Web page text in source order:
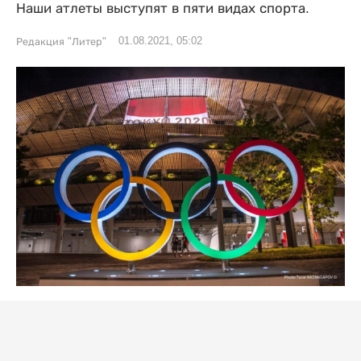
Наши атлеты выступят в пяти видах спорта.
Редакция "Литер" 01.08.2021, 05:02